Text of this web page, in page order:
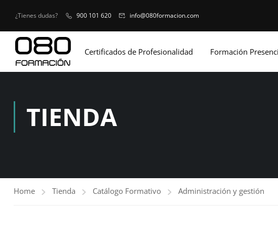
¿Tienes dudas? 900 101 620 info@080formacion.com
Certificados de Profesionalidad Formación
TIENDA
Home Tienda Catálogo Formativo Administración y gestión